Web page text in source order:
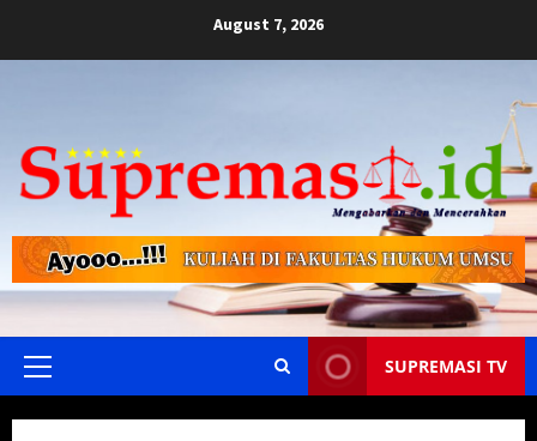
August 7, 2026
Primary
SUPREMASI TV